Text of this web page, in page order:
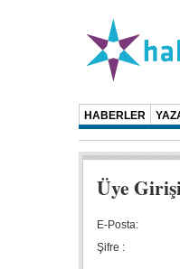
HABERLER
Üye
E-Posta:
Şifre :